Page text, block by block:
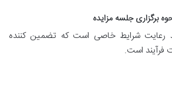
برگزاری جلسه مزایده
رعایت شرایط خاصی است که تضمین کننده
فرآیند است.